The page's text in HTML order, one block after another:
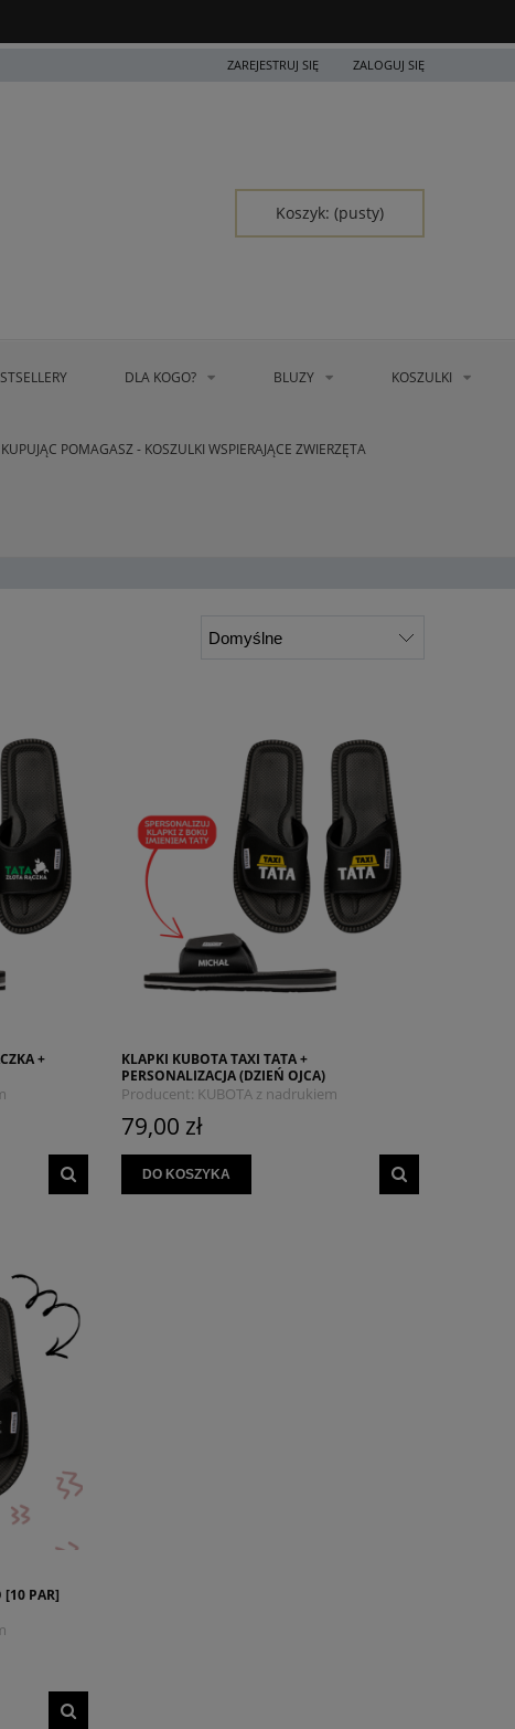
ZAREJESTRUJ SIĘ ZALOGUJ SIĘ
Koszyk: (pusty)
DLA KOGO? BLUZY KOSZULKI
KUPUJĄC POMAGASZ - KOSZULKI WSPIERAJĄCE ZWIERZĘTA
+
KLAPKI KUBOTA TAXI TATA +
PERSONALIZACJA (DZIEŃ OJCA)
Producent: KUBOTA z nadrukiem
MYSZOJELEŃ
79,00 zł
DO KOSZYKA
[10 PAR]